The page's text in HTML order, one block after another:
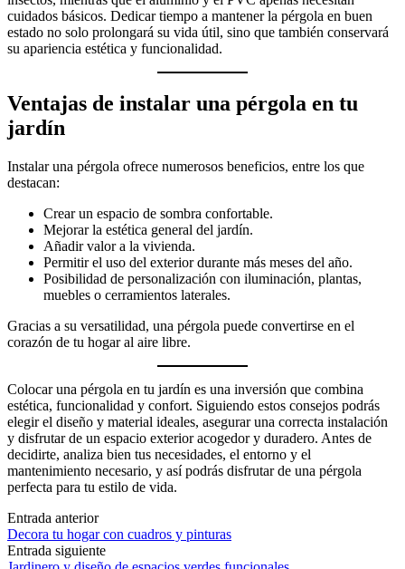
cuidados básicos. Dedicar tiempo a mantener la pérgola en buen
estado no solo prolongará su vida útil, sino que también conservará
su apariencia estética y funcionalidad.
Ventajas de instalar una pérgola en tu
jardín
Instalar una pérgola ofrece numerosos beneficios, entre los que
destacan:
Crear un espacio de sombra confortable.
Mejorar la estética general del jardín.
Añadir valor a la vivienda.
Permitir el uso del exterior durante más meses del año.
Posibilidad de personalización con iluminación, plantas,
muebles o cerramientos laterales.
Gracias a su versatilidad, una pérgola puede convertirse en el
corazón de tu hogar al aire libre.
Colocar una pérgola en tu jardín es una inversión que combina
estética, funcionalidad y confort. Siguiendo estos consejos podrás
elegir el diseño y material ideales, asegurar una correcta instalación
y disfrutar de un espacio exterior acogedor y duradero. Antes de
decidirte, analiza bien tus necesidades, el entorno y el
mantenimiento necesario, y así podrás disfrutar de una pérgola
perfecta para tu estilo de vida.
Navegación
de
Entrada anterior
Decora tu hogar con cuadros y pinturas
Entrada siguiente